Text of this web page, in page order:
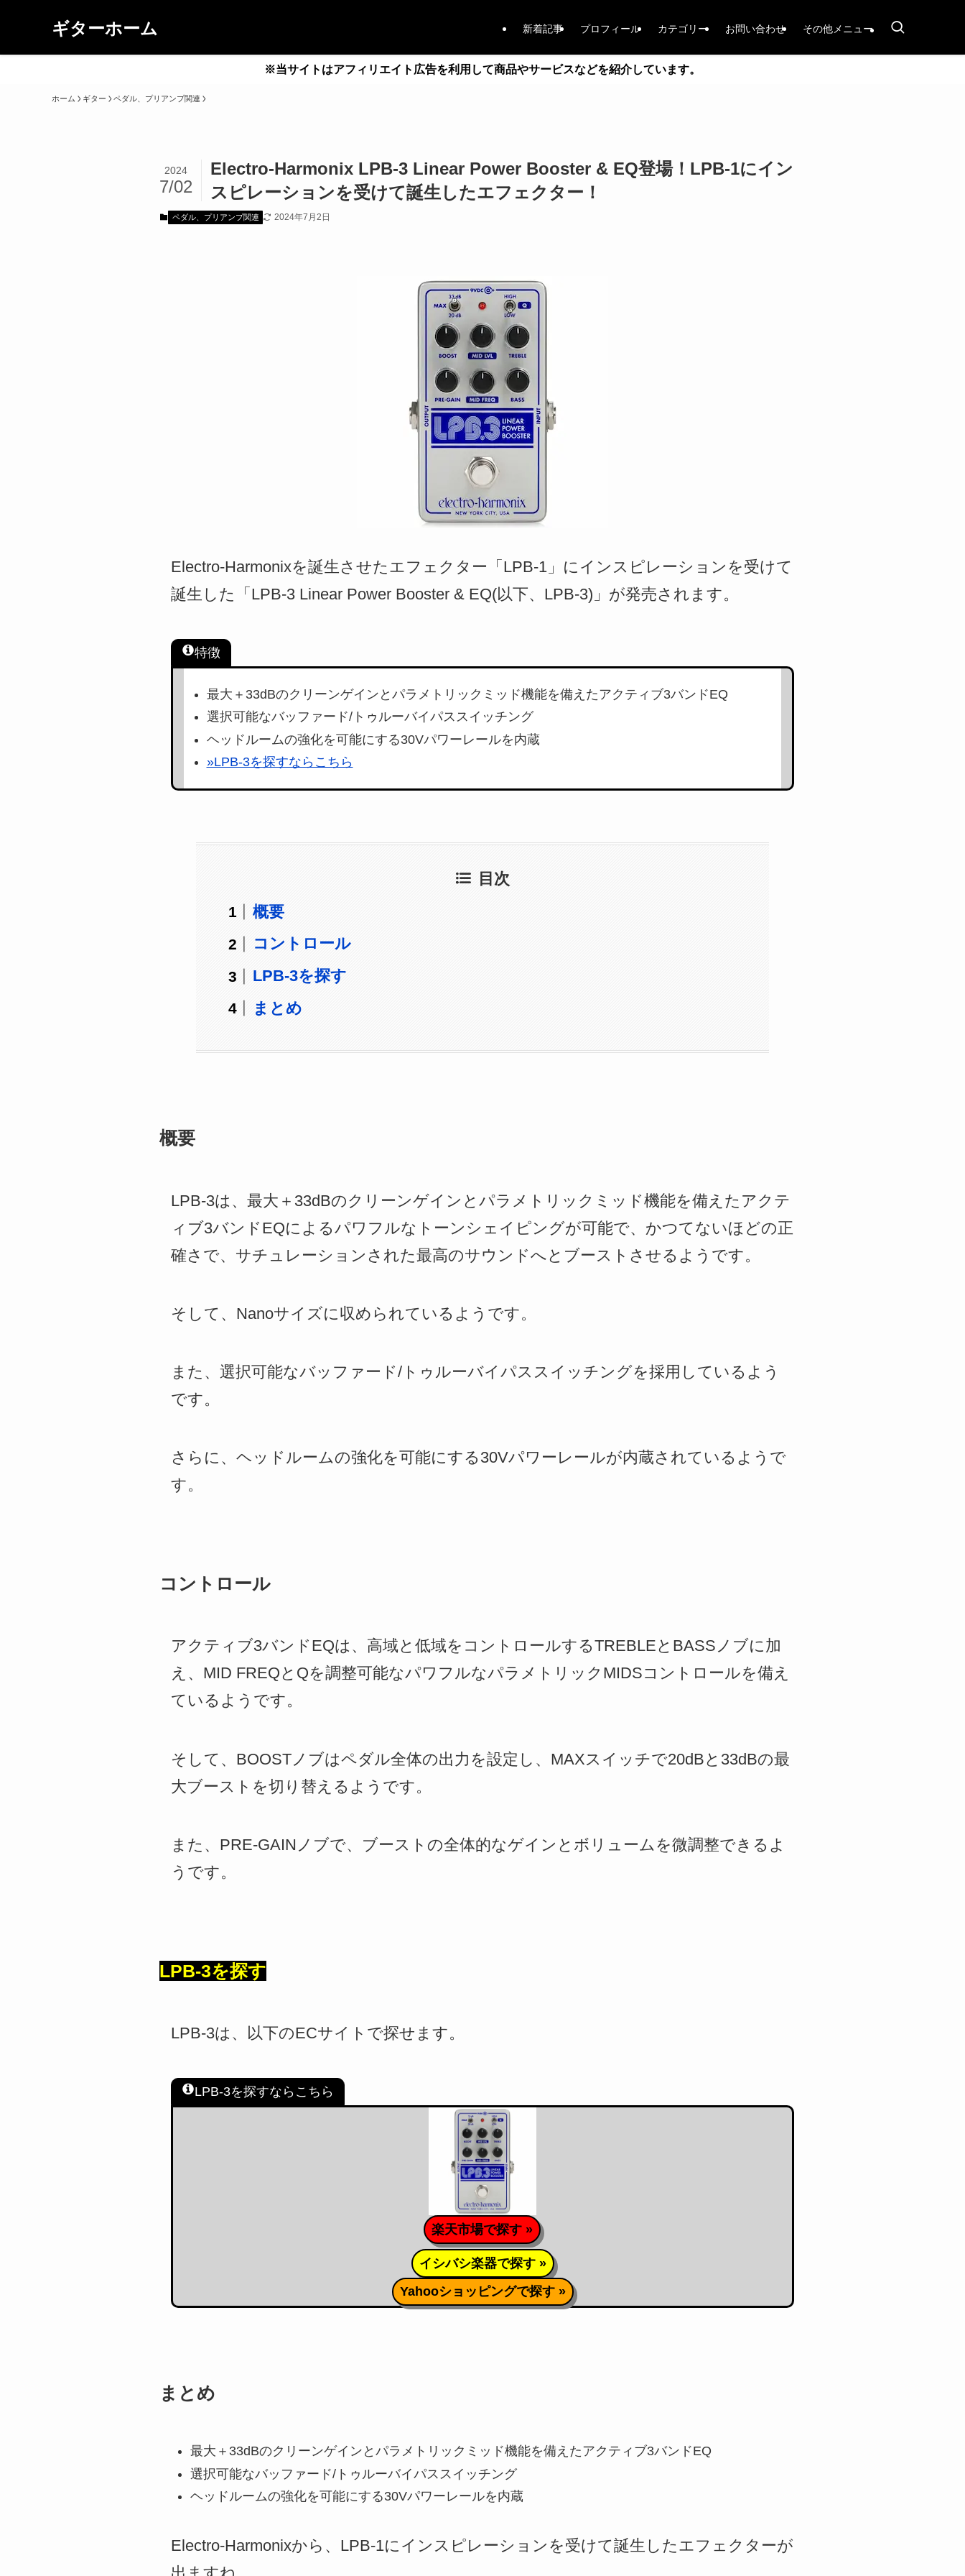
ギターホーム 新着記事 プロフィール カテゴリー お問い合わせ その他メニュー
※当サイトはアフィリエイト広告を利用して商品やサービスなどを紹介しています。
ホーム ギター ペダル、プリアンプ関連
Electro-Harmonix LPB-3 Linear Power Booster & EQ登場！LPB-1にイン
スピレーションを受けて誕生したエフェクター！
2024
7/02
ペダル、プリアンプ関連 2024年7月2日
Electro-Harmonixを誕生させたエフェクター「LPB-1」にインスピレーションを受けて
誕生した「LPB-3 Linear Power Booster & EQ(以下、LPB-3)」が発売されます。
特徴
最大＋33dBのクリーンゲインとパラメトリックミッド機能を備えたアクティブ3バンドEQ
選択可能なバッファード/トゥルーバイパススイッチング
ヘッドルームの強化を可能にする30Vパワーレールを内蔵
»LPB-3を探すならこちら
目次
概要
コントロール
LPB-3を探す
まとめ
概要
LPB-3は、最大＋33dBのクリーンゲインとパラメトリックミッド機能を備えたアクテ
ィブ3バンドEQによるパワフルなトーンシェイピングが可能で、かつてないほどの正
確さで、サチュレーションされた最高のサウンドへとブーストさせるようです。
そして、Nanoサイズに収められているようです。
また、選択可能なバッファード/トゥルーバイパススイッチングを採用しているよう
です。
さらに、ヘッドルームの強化を可能にする30Vパワーレールが内蔵されているようで
す。
コントロール
アクティブ3バンドEQは、高域と低域をコントロールするTREBLEとBASSノブに加
え、MID FREQとQを調整可能なパワフルなパラメトリックMIDSコントロールを備え
ているようです。
そして、BOOSTノブはペダル全体の出力を設定し、MAXスイッチで20dBと33dBの最
大ブーストを切り替えるようです。
また、PRE-GAINノブで、ブーストの全体的なゲインとボリュームを微調整できるよ
うです。
LPB-3を探す
LPB-3は、以下のECサイトで探せます。
LPB-3を探すならこちら
楽天市場で探す »
イシバシ楽器で探す »
Yahooショッピングで探す »
まとめ
最大＋33dBのクリーンゲインとパラメトリックミッド機能を備えたアクティブ3バンドEQ
選択可能なバッファード/トゥルーバイパススイッチング
ヘッドルームの強化を可能にする30Vパワーレールを内蔵
Electro-Harmonixから、LPB-1にインスピレーションを受けて誕生したエフェクターが